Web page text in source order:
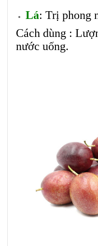
Lá: Trị phong
Cách dùng :
nước uống.